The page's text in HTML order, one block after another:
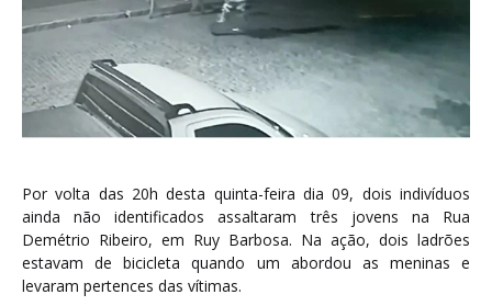
Por volta das 20h desta quinta-feira dia 09, dois indivíduos
ainda não identificados assaltaram três jovens na Rua
Demétrio Ribeiro, em Ruy Barbosa. Na ação, dois ladrões
estavam de bicicleta quando um abordou as meninas e
levaram pertences das vítimas.